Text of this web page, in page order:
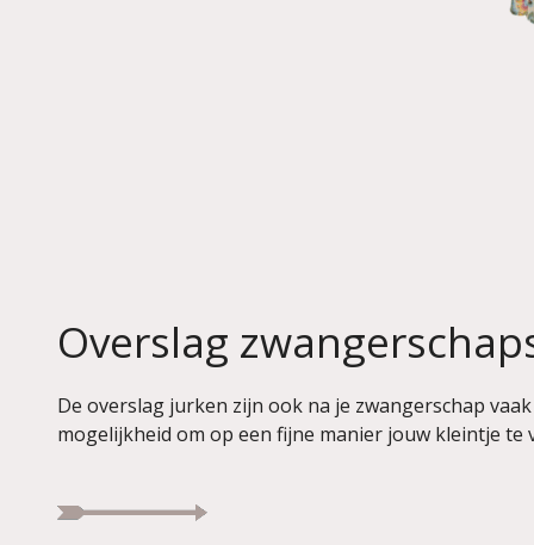
Overslag
De overslag jurken zijn ook na je zwangerschap
mogelijkheid om op een fijne manier jouw kleintje te